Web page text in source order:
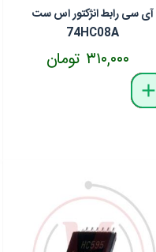
آی سی رابط انژکتور اس ست
74HC08A
۳۱۰,۰۰۰ تومان
delete
remove
add